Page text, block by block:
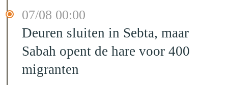
07/08 00:00
Deuren sluiten in Sebta, maar
Sabah opent de hare voor 400
migranten